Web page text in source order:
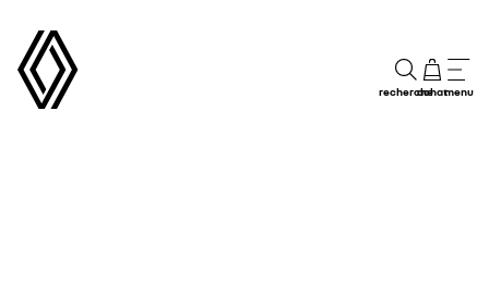
rechercheachatmenu